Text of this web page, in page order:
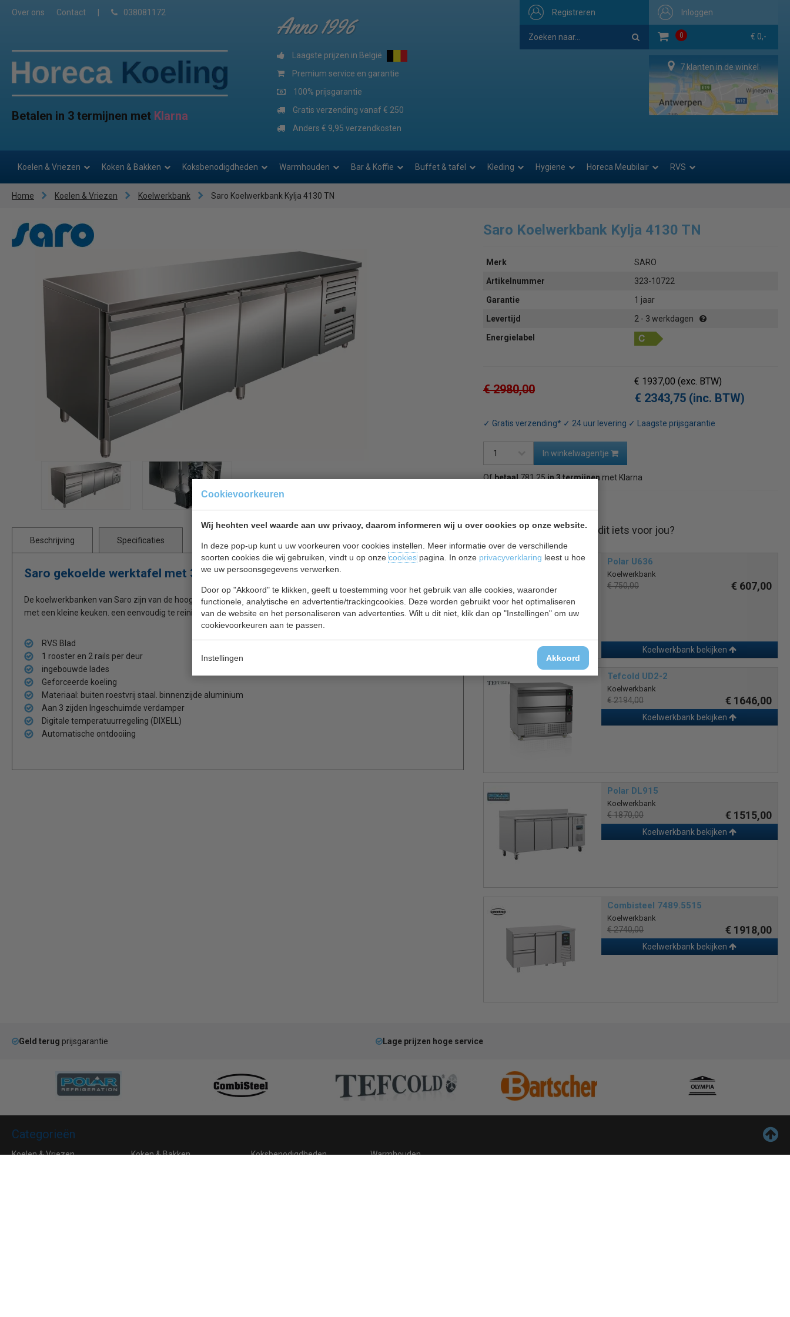
Cookievoorkeuren
Wij hechten veel waarde aan uw privacy, daarom informeren wij u over cookies op onze website.
In deze pop-up kunt u uw voorkeuren voor cookies instellen. Meer informatie over de verschillende
soorten cookies die wij gebruiken, vindt u op onzecookiespagina. In onze privacyverklaring leest u hoe
we uw persoonsgegevens verwerken.
Door op "Akkoord" te klikken, geeft u toestemming voor het gebruik van alle cookies, waaronder
functionele, analytische en advertentie/trackingcookies. Deze worden gebruikt voor het optimaliseren
van de website en het personaliseren van advertenties. Wilt u dit niet, klik dan op "Instellingen" om uw
cookievoorkeuren aan te passen.
Instellingen Akkoord
Over ons Contact 038081172 Inloggen
0 € 0,-
Registreren
Betalen in 3 termijnen met Klarna
Anno 1996
Laagste prijzen in België
Premium service en garantie
100% prijsgarantie
Gratis verzending vanaf € 250
Anders € 9,95 verzendkosten
7 klanten in de winkel
Koelen & Vriezen Koken & Bakken Koksbenodigdheden Warmhouden Bar & Koffie Buffet & tafel Kleding Hygiene Horeca Meubilair RVS
Home Koelen & Vriezen Koelwerkbank Saro Koelwerkbank Kylja 4130 TN
Saro Koelwerkbank Kylja 4130 TN
Merk
SARO
Artikelnummer
323-10722
Garantie
1 jaar
Levertijd
2 - 3 werkdagen
Energielabel
€ 2980,00
€ 1937,00(exc. BTW)
€ 2343,75 (inc. BTW)
✓ Gratis verzending* ✓ 24 uur levering ✓ Laagste prijsgarantie
In winkelwagentje
Ofbetaal781,25in 3 termijnen met Klarna
Terug naar overzicht
Beschrijving Specificaties
Saro gekoelde werktafel met 3 deuren en 3 lades
De koelwerkbanken van Saro zijn van de hoogste kwaliteit. Deze geforceerde koelwerkbank , is ideaal voor horeca
met een kleine keuken. een eenvoudig te reinigen werkblad.
RVS Blad
1 rooster en 2 rails per deur
ingebouwde lades
Geforceerde koeling
Materiaal: buiten roestvrij staal. binnenzijde aluminium
Aan 3 zijden Ingeschuimde verdamper
Digitale temperatuurregeling (DIXELL)
Automatische ontdooiing
Is dit iets voor jou?
Polar U636
Koelwerkbank
€ 750,00 € 607,00
Koelwerkbank bekijken
Tefcold UD2-2
Koelwerkbank
€ 2194,00 € 1646,00
Koelwerkbank bekijken
Polar DL915
Koelwerkbank
€ 1870,00 € 1515,00
Koelwerkbank bekijken
Combisteel 7489.5515
Koelwerkbank
€ 2740,00 € 1918,00
Koelwerkbank bekijken
Geld terug prijsgarantie Lage prijzen hoge service
Categorieën
Koelen & Vriezen Koken & Bakken Koksbenodigdheden
Warmhouden